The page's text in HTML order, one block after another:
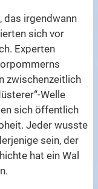
das irgendwann
sich vor
Experten
zwischenzeitlich
Welle
sich öffentlich
Jeder wusste
sein, der
hat ein Wal